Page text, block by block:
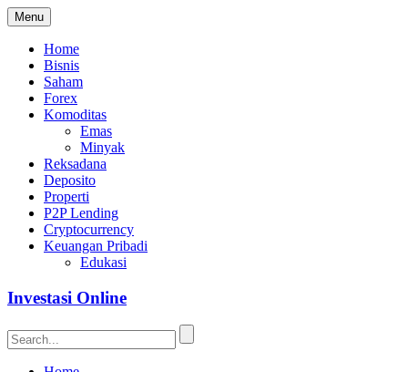
Menu
Home
Bisnis
Saham
Forex
Komoditas
Emas
Minyak
Reksadana
Deposito
Properti
P2P Lending
Cryptocurrency
Keuangan Pribadi
Edukasi
Investasi Online